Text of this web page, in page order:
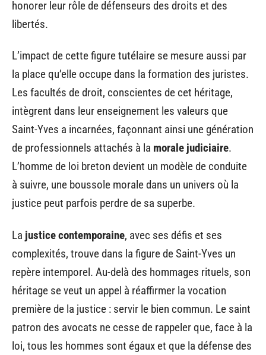
honorer leur rôle de défenseurs des droits et des
libertés.
L’impact de cette figure tutélaire se mesure aussi par
la place qu’elle occupe dans la formation des juristes.
Les facultés de droit, conscientes de cet héritage,
intègrent dans leur enseignement les valeurs que
Saint-Yves a incarnées, façonnant ainsi une génération
de professionnels attachés à la morale judiciaire.
L’homme de loi breton devient un modèle de conduite
à suivre, une boussole morale dans un univers où la
justice peut parfois perdre de sa superbe.
La justice contemporaine, avec ses défis et ses
complexités, trouve dans la figure de Saint-Yves un
repère intemporel. Au-delà des hommages rituels, son
héritage se veut un appel à réaffirmer la vocation
première de la justice : servir le bien commun. Le saint
patron des avocats ne cesse de rappeler que, face à la
loi, tous les hommes sont égaux et que la défense des